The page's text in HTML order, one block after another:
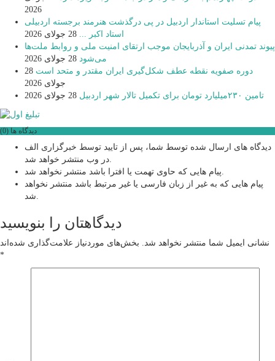
2026
پیام تسلیت استاندار اردبیل در پی درگذشت هنرمند برجسته اردبیلی
استاد اکبر ...
28 جولای 2026
پیوند تمدنی ایران و آذربایجان موجب ارتقای امنیت ملی و روابط ملت‌ها
می‌شود 28 جولای 2026
دوره صفویه نقطه عطف شکل‌گیری ایران مقتدر و متحد است 28
جولای 2026
تامین ۲۳۰میلیارد تومان برای تکمیل تالار شهر اردبیل
28 جولای 2026
دیدگاه ها (0)
دیدگاه های ارسال شده توسط شما، پس از تایید توسط خبرگزاری الف
پیام هایی که به غیر از زبان فارسی یا غیر مرتبط باشد منتشر نخواهد
دیدگاهتان را بنویسید
نشانی ایمیل شما منتشر نخواهد شد.
بخش‌های موردنیاز علامت‌گذاری شده‌اند
*